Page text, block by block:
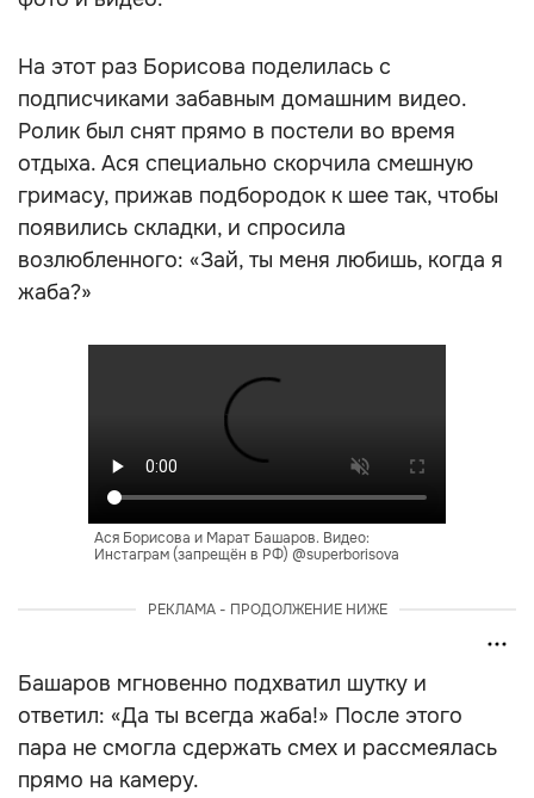
На этот раз Борисова поделилась с
подписчиками забавным домашним видео.
Ролик был снят прямо в постели во время
отдыха. Ася специально скорчила смешную
гримасу, прижав подбородок к шее так, чтобы
появились складки, и спросила
возлюбленного: «Зай, ты меня любишь, когда я
жаба?»
Ася Борисова и Марат Башаров. Видео:
Инстаграм (запрещён в РФ) @superborisova
РЕКЛАМА - ПРОДОЛЖЕНИЕ НИЖЕ
Башаров мгновенно подхватил шутку и
ответил: «Да ты всегда жаба!» После этого
пара не смогла сдержать смех и рассмеялась
прямо на камеру.